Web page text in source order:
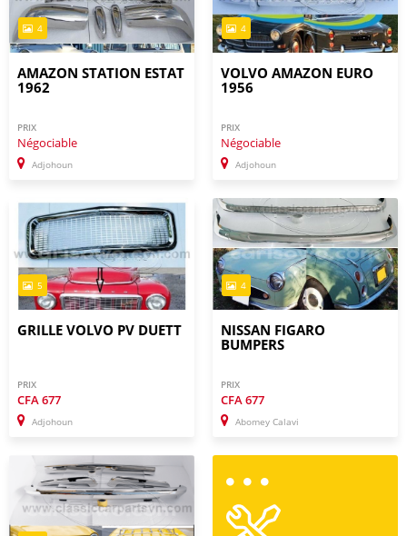
4
AMAZON STATION ESTAT
1962
PRIX
Négociable
Adjohoun
4
VOLVO AMAZON EURO
1956
PRIX
Négociable
Adjohoun
5
GRILLE VOLVO PV DUETT
PRIX
CFA677
Adjohoun
4
NISSAN FIGARO
BUMPERS
PRIX
CFA677
Abomey Calavi